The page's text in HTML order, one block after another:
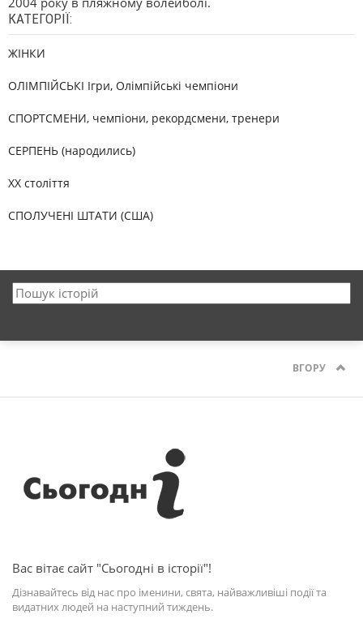
КАТЕГОРІЇ:
ЖІНКИ
ОЛІМПІЙСЬКІ Ігри, Олімпійські чемпіони
СПОРТСМЕНИ, чемпіони, рекордсмени, тренери
СЕРПЕНЬ (народились)
XX століття
СПОЛУЧЕНІ ШТАТИ (США)
ВГОРУ
Вас вітає сайт "Сьогодні в історії"!
Дізнавайтесь від нас про іменини, свята, найважливіші події та
видатних людей на наступний тиждень.